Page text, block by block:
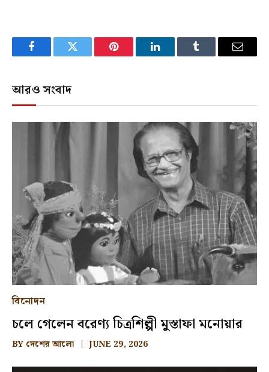
FacebookTwitter Pinterest LinkedInTumblr Email
আরও সংবাদ
বিনোদন
চলে গেলেন বরেণ্য চিত্রশিল্পী মুস্তাফা মনোয়ার
BY দেশের আলো JUNE 29, 2026